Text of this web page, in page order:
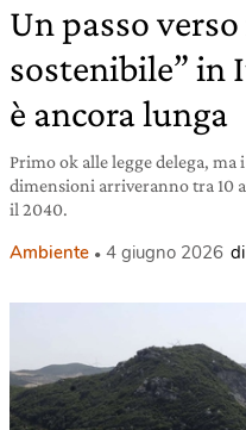
Un passo
sostenibile” in
è ancora lunga
Primo ok alle legge delega,
dimensioni arriveranno tra 10
il 2040.
Ambiente 4 giugno 2026 di